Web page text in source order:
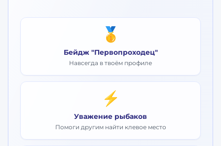
🥇
Бейдж "Первопроходец"
Навсегда в твоём профиле
⚡
Уважение рыбаков
Помоги другим найти клевое место